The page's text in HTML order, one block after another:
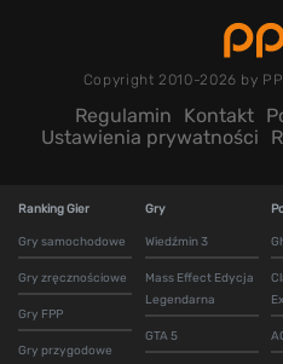
Copyright 2010-2026 by
Regulamin Kontakt
Ustawienia prywatności
Ranking Gier
Gry samochodowe
Gry zręcznościowe
Gry FPP
Gry przygodowe
Gry
Wiedźmin 3
Mass Effect Edycja
Legendarna
GTA 5